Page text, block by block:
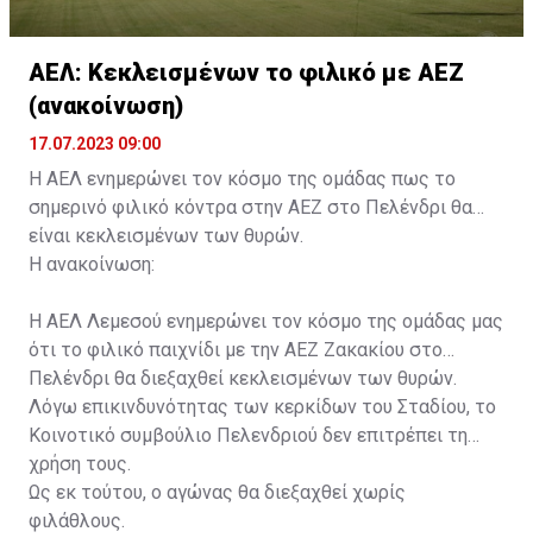
ΑΕΛ: Κεκλεισμένων το φιλικό με ΑΕΖ
(ανακοίνωση)
17.07.2023 09:00
Η ΑΕΛ ενημερώνει τον κόσμο της ομάδας πως το
σημερινό φιλικό κόντρα στην ΑΕΖ στο Πελένδρι θα
είναι κεκλεισμένων των θυρών.
Η ανακοίνωση:
Η ΑΕΛ Λεμεσού ενημερώνει τον κόσμο της ομάδας μας
ότι το φιλικό παιχνίδι με την ΑΕΖ Ζακακίου στο
Πελένδρι θα διεξαχθεί κεκλεισμένων των θυρών.
Λόγω επικινδυνότητας των κερκίδων του Σταδίου, το
Κοινοτικό συμβούλιο Πελενδριού δεν επιτρέπει τη
χρήση τους.
Ως εκ τούτου, ο αγώνας θα διεξαχθεί χωρίς
φιλάθλους.